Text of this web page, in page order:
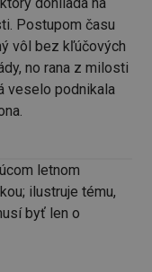
dohliada na
Postupom času
vôl bez kľúčových
no rana z milosti
veselo podnikala